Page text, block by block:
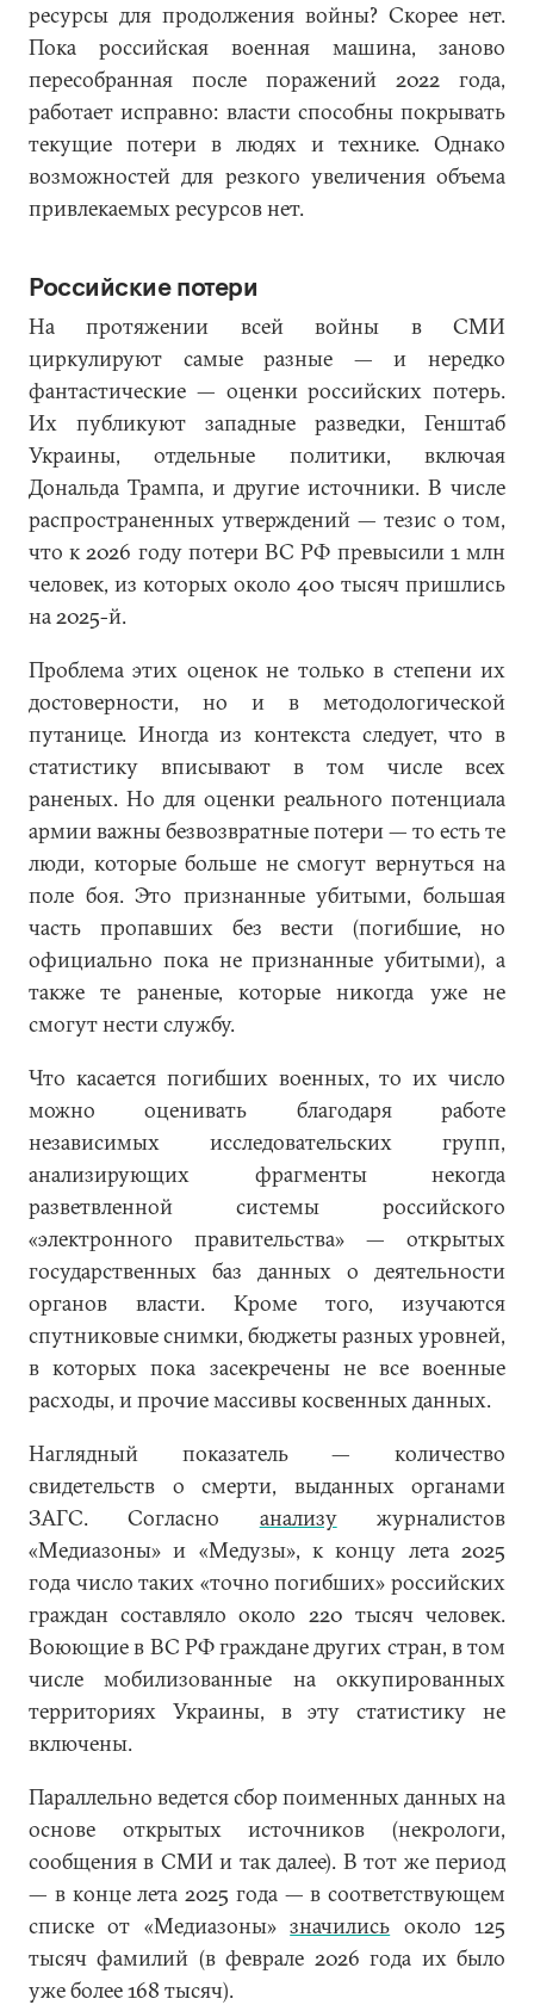
ресурсы для продолжения войны? Скорее нет.
Пока российская военная машина, заново
пересобранная после поражений 2022 года,
работает исправно: власти способны покрывать
текущие потери в людях и технике. Однако
возможностей для резкого увеличения объема
привлекаемых ресурсов нет.
Российские потери
На протяжении всей войны в СМИ
циркулируют самые разные — и нередко
фантастические — оценки российских потерь.
Их публикуют западные разведки, Генштаб
Украины, отдельные политики, включая
Дональда Трампа, и другие источники. В числе
распространенных утверждений — тезис о том,
что к 2026 году потери ВС РФ превысили 1 млн
человек, из которых около 400 тысяч пришлись
на 2025-й.
Проблема этих оценок не только в степени их
достоверности, но и в методологической
путанице. Иногда из контекста следует, что в
статистику вписывают в том числе всех
раненых. Но для оценки реального потенциала
армии важны безвозвратные потери — то есть те
люди, которые больше не смогут вернуться на
поле боя. Это признанные убитыми, большая
часть пропавших без вести (погибшие, но
официально пока не признанные убитыми), а
также те раненые, которые никогда уже не
смогут нести службу.
Что касается погибших военных, то их число
можно оценивать благодаря работе
независимых исследовательских групп,
анализирующих фрагменты некогда
разветвленной системы российского
«электронного правительства» — открытых
государственных баз данных о деятельности
органов власти. Кроме того, изучаются
спутниковые снимки, бюджеты разных уровней,
в которых пока засекречены не все военные
расходы, и прочие массивы косвенных данных.
Наглядный показатель — количество
свидетельств о смерти, выданных органами
ЗАГС. Согласно анализужурналистов
«Медиазоны» и «Медузы», к концу лета 2025
года число таких «точно погибших» российских
граждан составляло около 220 тысяч человек.
Воюющие в ВС РФ граждане других стран, в том
числе мобилизованные на оккупированных
территориях Украины, в эту статистику не
включены.
Параллельно ведется сбор поименных данных на
основе открытых источников (некрологи,
сообщения в СМИ и так далее). В тот же период
— в конце лета 2025 года — в соответствующем
списке от «Медиазоны»значились около 125
тысяч фамилий (в феврале 2026 года их было
уже более 168 тысяч).